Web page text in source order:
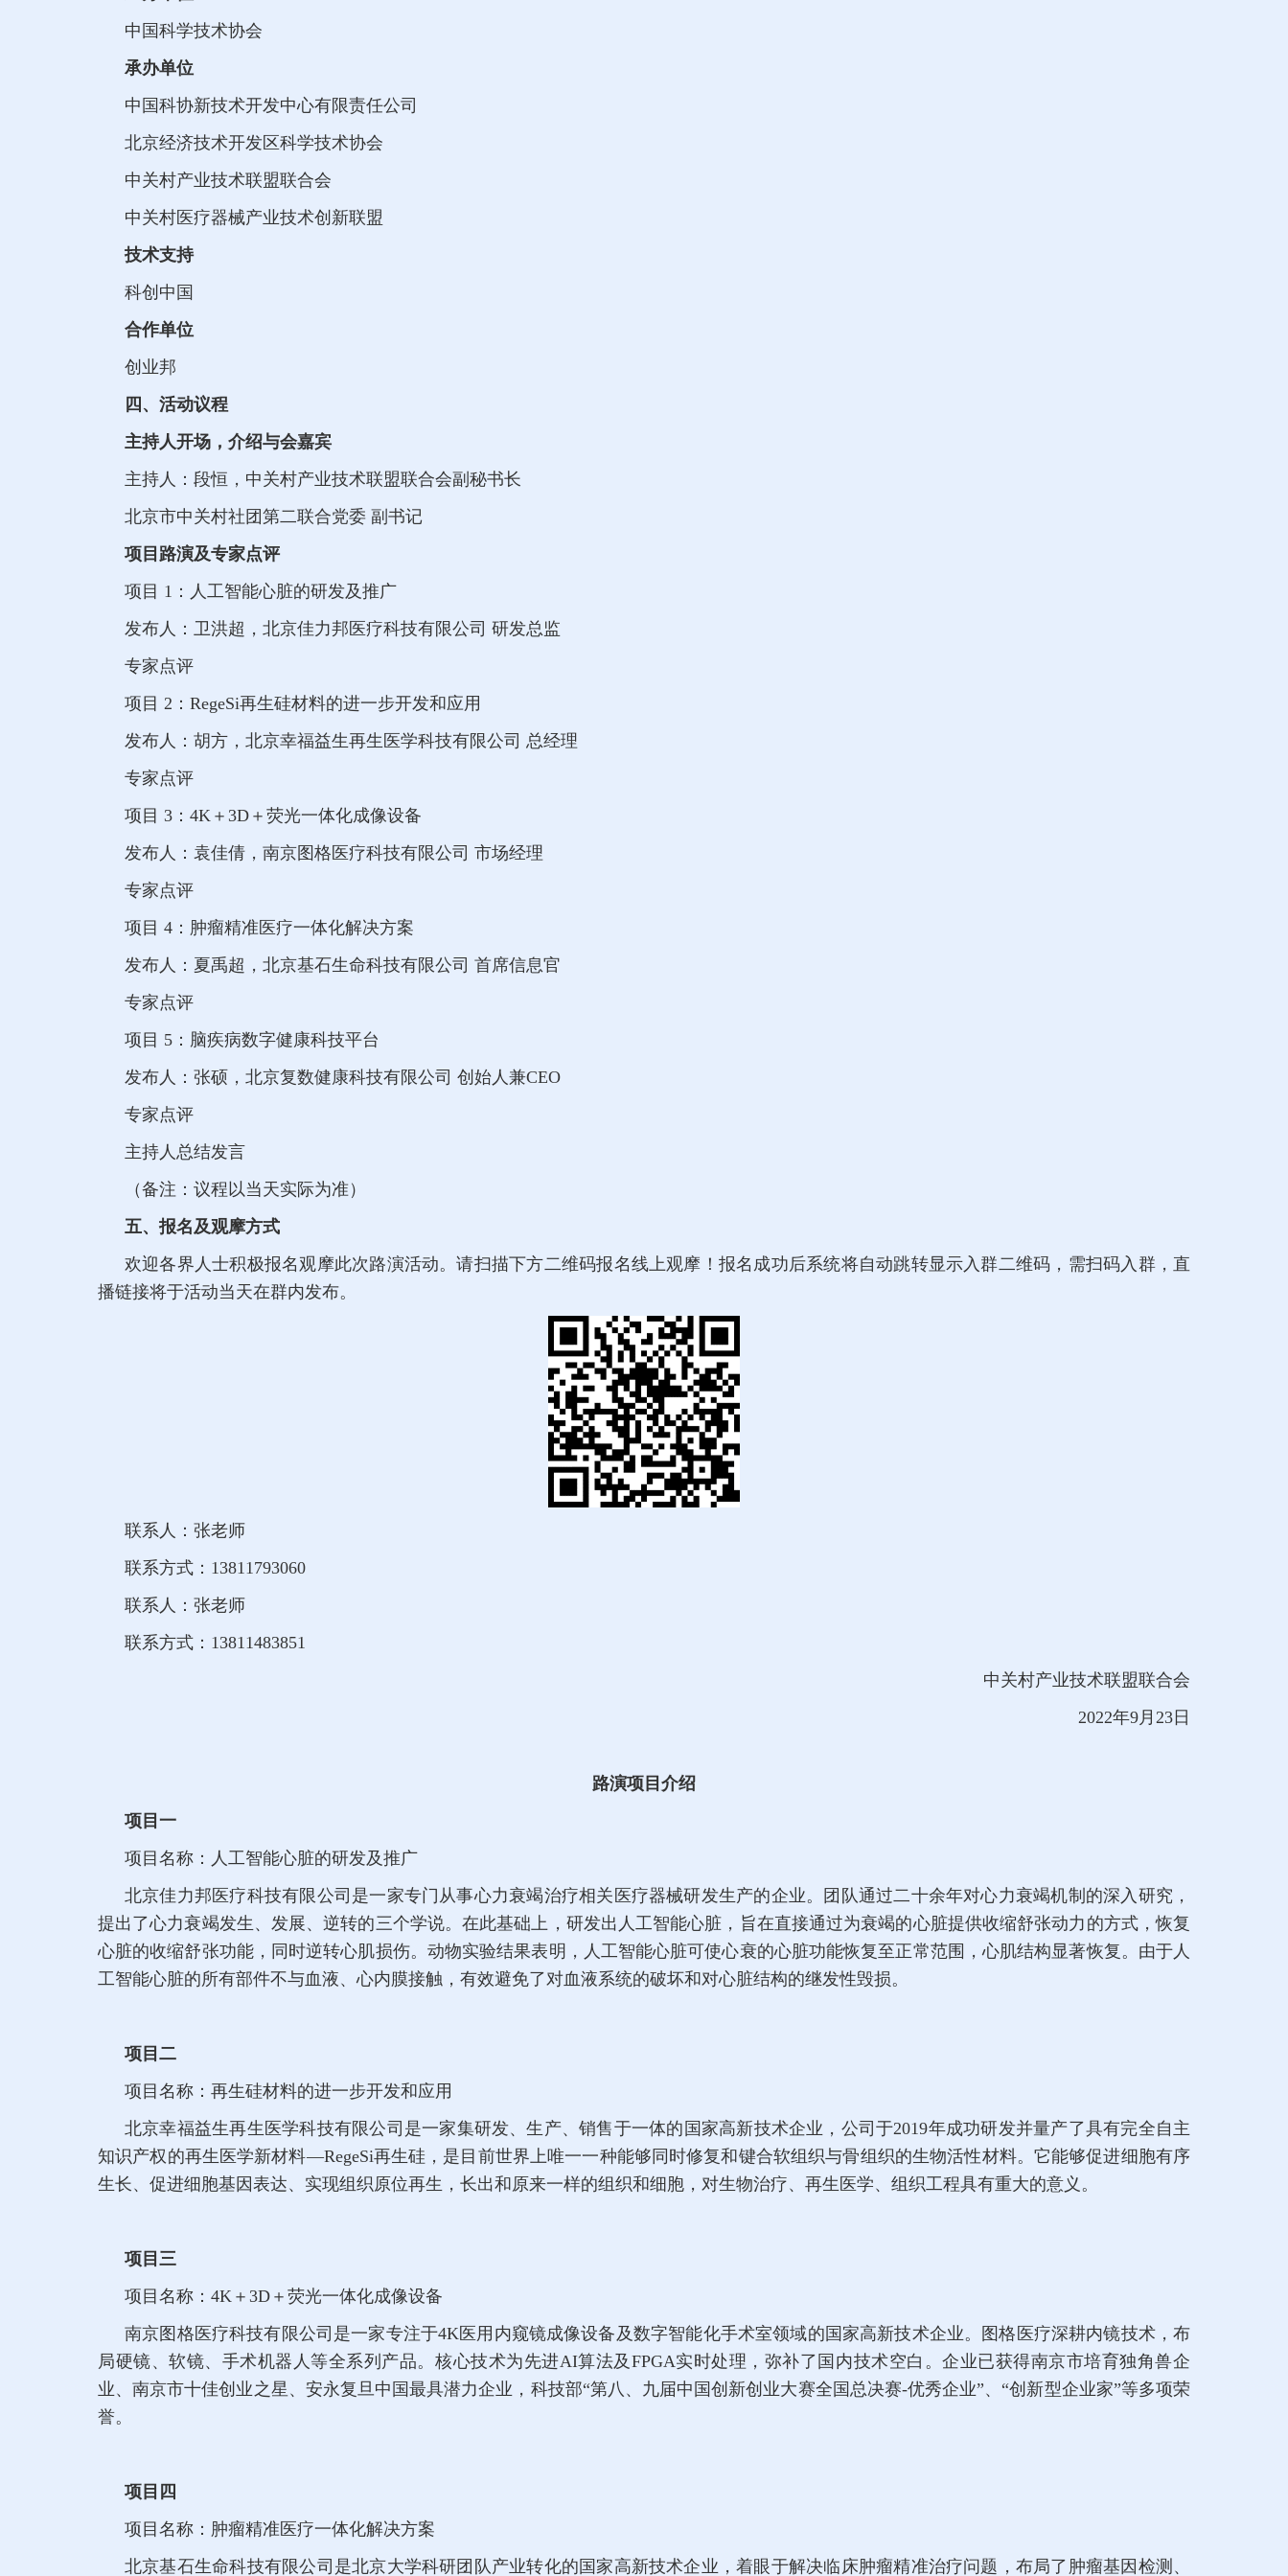
中国科学技术协会
承办单位
中国科协新技术开发中心有限责任公司
北京经济技术开发区科学技术协会
中关村产业技术联盟联合会
中关村医疗器械产业技术创新联盟
技术支持
科创中国
合作单位
创业邦
四、活动议程
主持人开场，介绍与会嘉宾
主持人：段恒，中关村产业技术联盟联合会副秘书长
北京市中关村社团第二联合党委 副书记
项目路演及专家点评
项目 1：人工智能心脏的研发及推广
发布人：卫洪超，北京佳力邦医疗科技有限公司 研发总监
专家点评
项目 2：RegeSi再生硅材料的进一步开发和应用
发布人：胡方，北京幸福益生再生医学科技有限公司 总经理
专家点评
项目 3：4K＋3D＋荧光一体化成像设备
发布人：袁佳倩，南京图格医疗科技有限公司 市场经理
专家点评
项目 4：肿瘤精准医疗一体化解决方案
发布人：夏禹超，北京基石生命科技有限公司 首席信息官
专家点评
项目 5：脑疾病数字健康科技平台
发布人：张硕，北京复数健康科技有限公司 创始人兼CEO
专家点评
主持人总结发言
（备注：议程以当天实际为准）
五、报名及观摩方式
欢迎各界人士积极报名观摩此次路演活动。请扫描下方二维码报名线上观摩！报名成功后系统将自动跳转显示入群二维码，需扫码入群，直
播链接将于活动当天在群内发布。
联系人：张老师
联系方式：13811793060
联系人：张老师
联系方式：13811483851
中关村产业技术联盟联合会
2022年9月23日
路演项目介绍
项目一
项目名称：人工智能心脏的研发及推广
北京佳力邦医疗科技有限公司是一家专门从事心力衰竭治疗相关医疗器械研发生产的企业。团队通过二十余年对心力衰竭机制的深入研究，
提出了心力衰竭发生、发展、逆转的三个学说。在此基础上，研发出人工智能心脏，旨在直接通过为衰竭的心脏提供收缩舒张动力的方式，恢复
心脏的收缩舒张功能，同时逆转心肌损伤。动物实验结果表明，人工智能心脏可使心衰的心脏功能恢复至正常范围，心肌结构显著恢复。由于人
工智能心脏的所有部件不与血液、心内膜接触，有效避免了对血液系统的破坏和对心脏结构的继发性毁损。
项目二
项目名称：再生硅材料的进一步开发和应用
北京幸福益生再生医学科技有限公司是一家集研发、生产、销售于一体的国家高新技术企业，公司于2019年成功研发并量产了具有完全自主
知识产权的再生医学新材料—RegeSi再生硅，是目前世界上唯一一种能够同时修复和键合软组织与骨组织的生物活性材料。它能够促进细胞有序
生长、促进细胞基因表达、实现组织原位再生，长出和原来一样的组织和细胞，对生物治疗、再生医学、组织工程具有重大的意义。
项目三
项目名称：4K＋3D＋荧光一体化成像设备
南京图格医疗科技有限公司是一家专注于4K医用内窥镜成像设备及数字智能化手术室领域的国家高新技术企业。图格医疗深耕内镜技术，布
局硬镜、软镜、手术机器人等全系列产品。核心技术为先进AI算法及FPGA实时处理，弥补了国内技术空白。企业已获得南京市培育独角兽企
业、南京市十佳创业之星、安永复旦中国最具潜力企业，科技部“第八、九届中国创新创业大赛全国总决赛-优秀企业”、“创新型企业家”等多项荣
誉。
项目四
项目名称：肿瘤精准医疗一体化解决方案
北京基石生命科技有限公司是北京大学科研团队产业转化的国家高新技术企业，着眼于解决临床肿瘤精准治疗问题，布局了肿瘤基因检测、